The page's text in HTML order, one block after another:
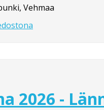
Vehmaa
2026 -